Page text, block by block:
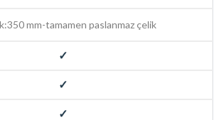
mm-tamamen paslanmaz çelik
✓
✓
✓